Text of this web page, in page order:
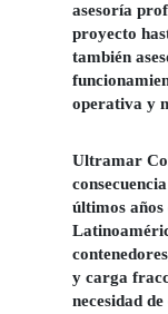
asesoría
proyecto
también
operativa y
Ultramar
últimos
y carga
necesidad